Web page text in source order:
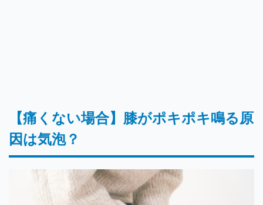
【痛くない場合】膝がポキポキ鳴る原
因は気泡？